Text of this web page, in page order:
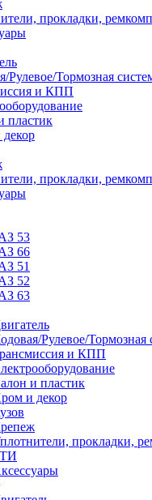
прокладки,
Рулевое/Тормозная
и КПП
пластик
прокладки,
53
66
51
52
63
Рулевое/Тормозная
и КПП
и пластик
и декор
прокладки,